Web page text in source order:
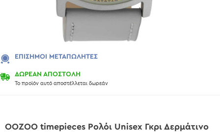
ΔΩΡΕΑΝ ΑΠΟΣΤΟΛΗ
Το προϊόν αυτό αποστέλλεται δωρεάν
ΕΠΊΣΗΜΟΙ ΜΕΤΑΠΩΛΗΤΈΣ
OOZOO timepieces Ρολόι Unisex Γκρι Δερμάτινο